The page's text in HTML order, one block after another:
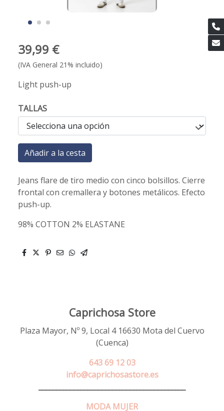
39,99 €
(IVA General 21% incluido)
Light push-up
TALLAS
Añadir a la cesta
Jeans flare de tiro medio con cinco bolsillos. Cierre
frontal con cremallera y botones metálicos. Efecto
push-up.
98% COTTON 2% ELASTANE
Caprichosa Store
Plaza Mayor, Nº 9, Local 4 16630 Mota del Cuervo
(Cuenca)
643 69 12 03
info@caprichosastore.es
MODA MUJER